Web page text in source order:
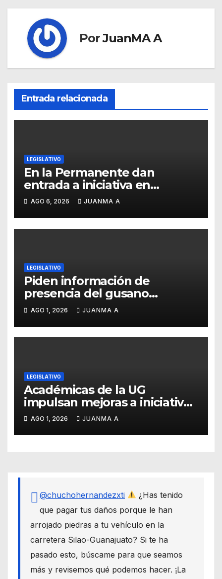
PorJuanMA A
Entrada relacionada
LEGISLATIVO
En la Permanente dan
entrada a iniciativa en
materia notarial
AGO 6, 2026 JUANMA A
LEGISLATIVO
Piden información de
presencia del gusano
barrenador en ganado
AGO 1, 2026 JUANMA A
LEGISLATIVO
Académicas de la UG
impulsan mejoras a iniciativa
de reforma en materia de
lactancia humana
AGO 1, 2026 JUANMA A
@chuchohernandezxti
¿Has tenido
que pagar tus daños porque le han
arrojado piedras a tu vehículo en la
carretera Silao-Guanajuato? Si te ha
pasado esto, búscame para que seamos
más y revisemos qué podemos hacer. ¡La